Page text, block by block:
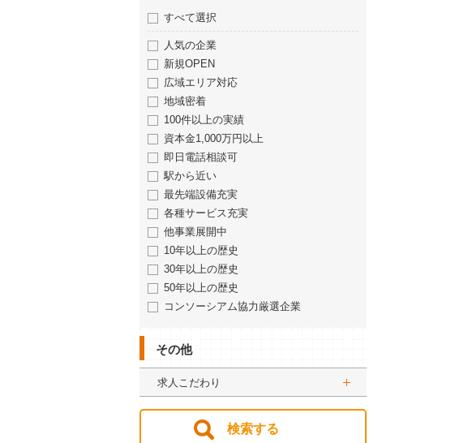
すべて選択
人気の企業
新規OPEN
広域エリア対応
地域密着
100件以上の実績
資本金1,000万円以上
即日電話相談可
駅から近い
最先端設備充実
各種サービス充実
他事業展開中
10年以上の歴史
30年以上の歴史
50年以上の歴史
コンソーシアム協力厳選企業
その他
求人こだわり